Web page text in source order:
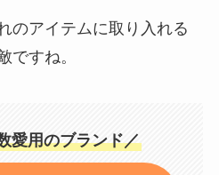
のアイテムに取り入れる
ですね。
愛用のブランド／